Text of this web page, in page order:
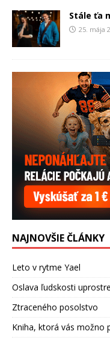
Stále ťa
25. mája
NAJNOVŠIE ČLÁNKY
Leto v rytme Yael
Oslava ľudskosti
Ztraceného posolstvo
Kniha, ktorá vás možno